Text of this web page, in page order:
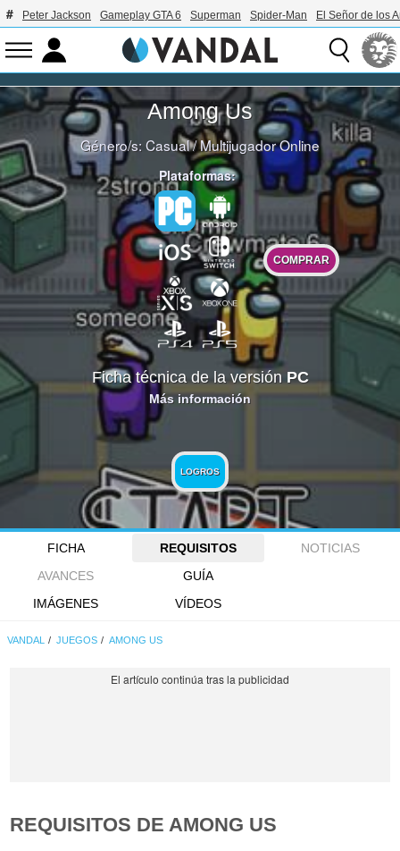
Peter Jackson Gameplay GTA 6 Superman Spider-Man El Señor de los
Among Us
Género/s:Casual/Multijugador Online
Plataformas:
COMPRAR
Ficha técnica de la versión PC
Más información
LOGROS
FICHA REQUISITOS
NOTICIAS
AVANCES
GUÍA
IMÁGENES
VÍDEOS
VANDAL JUEGOS AMONG US
REQUISITOS DE AMONG US